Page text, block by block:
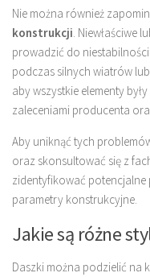
Nie można również
konstrukcji . Niewłaściwe
prowadzić do
podczas silnych wiatrów
aby wszystkie elementy
zaleceniami producenta
Aby uniknąć tych
oraz skonsultować się z
zidentyfikować potencjalne
parametry konstrukcyjne.
Jakie są różne
Daszki można podzielić na